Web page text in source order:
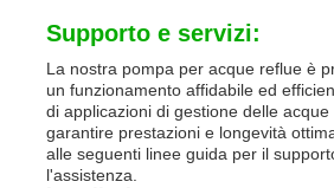
Supporto e servizi:
La nostra pompa per acque reflue è
un funzionamento affidabile ed
di applicazioni di gestione delle
garantire prestazioni e longevità
alle seguenti linee guida per il
l'assistenza.